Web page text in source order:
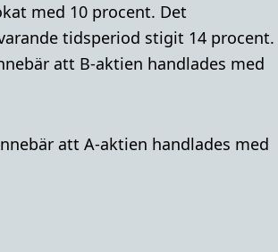
med 10 procent. Det
tidsperiod stigit 14 procent.
att B-aktien handlades med
att A-aktien handlades med